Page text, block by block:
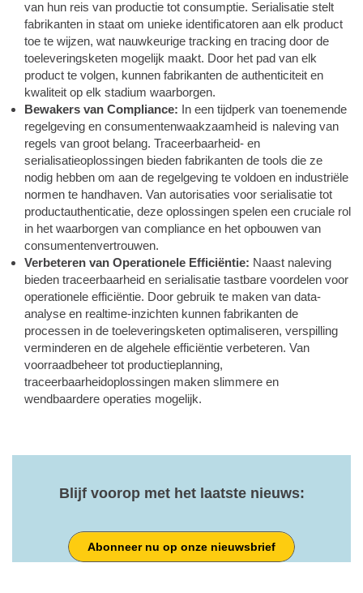
van hun reis van productie tot consumptie. Serialisatie stelt
fabrikanten in staat om unieke identificatoren aan elk product
toe te wijzen, wat nauwkeurige tracking en tracing door de
toeleveringsketen mogelijk maakt. Door het pad van elk
product te volgen, kunnen fabrikanten de authenticiteit en
kwaliteit op elk stadium waarborgen.
Bewakers van Compliance: In een tijdperk van toenemende
regelgeving en consumentenwaakzaamheid is naleving van
regels van groot belang. Traceerbaarheid- en
serialisatieoplossingen bieden fabrikanten de tools die ze
nodig hebben om aan de regelgeving te voldoen en industriële
normen te handhaven. Van autorisaties voor serialisatie tot
productauthenticatie, deze oplossingen spelen een cruciale rol
in het waarborgen van compliance en het opbouwen van
consumentenvertrouwen.
Verbeteren van Operationele Efficiëntie: Naast naleving
bieden traceerbaarheid en serialisatie tastbare voordelen voor
operationele efficiëntie. Door gebruik te maken van data-
analyse en realtime-inzichten kunnen fabrikanten de
processen in de toeleveringsketen optimaliseren, verspilling
verminderen en de algehele efficiëntie verbeteren. Van
voorraadbeheer tot productieplanning,
traceerbaarheidoplossingen maken slimmere en
wendbaardere operaties mogelijk.
Blijf voorop met het laatste nieuws:
Abonneer nu op onze nieuwsbrief